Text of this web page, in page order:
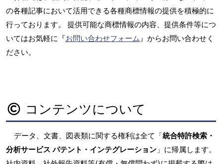
の各種記事において活用できる各種商標情報の提供を積極的に
行っております。 提供可能な商標情報の内容、提供条件等につ
いてはお気軽に『お問い合わせフォーム 』からお問い合わせく
ださい。
コンテンツについて
データ、文書、図表類に関する権利は全て「統合特許検索・
分析サービス パテント・インテグレーション 」に帰属します。